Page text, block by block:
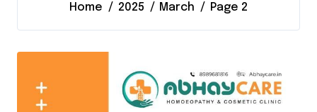
Home 2025 March Page 2